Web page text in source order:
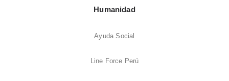
Humanidad
Ayuda Social
Line Force Perú